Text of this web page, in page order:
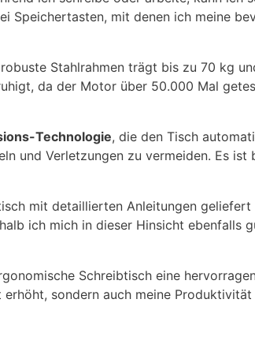
Speichertasten, mit denen ich meine
Stahlrahmen trägt bis zu 70 kg
da der Motor über 50.000 Mal
Technologie, die den Tisch
und Verletzungen zu vermeiden. Es
mit detaillierten Anleitungen
ich mich in dieser Hinsicht
Schreibtisch eine
sondern auch meine